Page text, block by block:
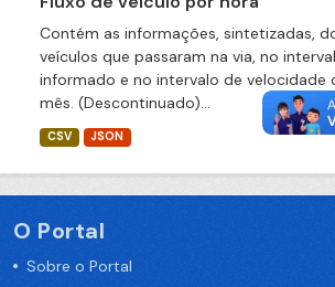
Contém as informações, sintetizadas,
veículos que passaram na via, no
informado e no intervalo de velocidade
mês. (Descontinuado)...
CSV JSON
O Portal
Sobre o Portal